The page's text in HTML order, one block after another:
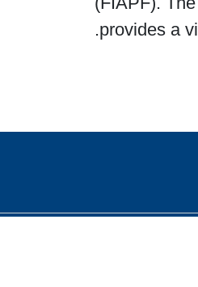
provides a